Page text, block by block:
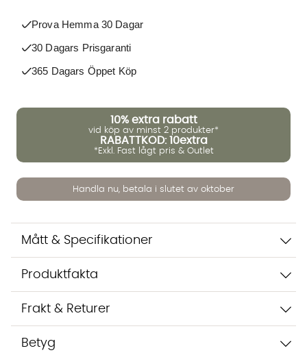
Prova Hemma 30 Dagar
30 Dagars Prisgaranti
365 Dagars Öppet Köp
10% extra rabatt
vid köp av minst 2 produkter*
RABATTKOD: 10extra
*Exkl. Fast lågt pris & Outlet
Handla nu, betala i slutet av oktober
Mått & Specifikationer
Produktfakta
Frakt & Returer
Betyg
Vi använder AI för att svara på dina frågor. Konversationen
sparas i upp till 24 timmar för att kunna hjälpa dig. Vi delar
integritetspolicy.
Jag godkänner att konversationen sparas